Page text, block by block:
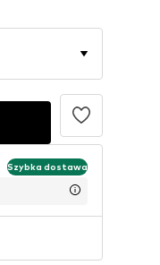
Szybka dostawa